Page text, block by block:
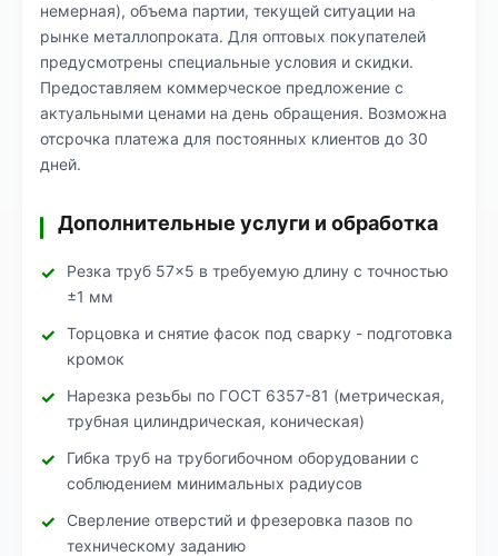
немерная), объема партии, текущей ситуации на
рынке металлопроката. Для оптовых покупателей
предусмотрены специальные условия и скидки.
Предоставляем коммерческое предложение с
актуальными ценами на день обращения. Возможна
отсрочка платежа для постоянных клиентов до 30
дней.
Дополнительные услуги и обработка
Резка труб 57×5 в требуемую длину с точностью
±1 мм
Торцовка и снятие фасок под сварку - подготовка
кромок
Нарезка резьбы по ГОСТ 6357-81 (метрическая,
трубная цилиндрическая, коническая)
Гибка труб на трубогибочном оборудовании с
соблюдением минимальных радиусов
Сверление отверстий и фрезеровка пазов по
техническому заданию